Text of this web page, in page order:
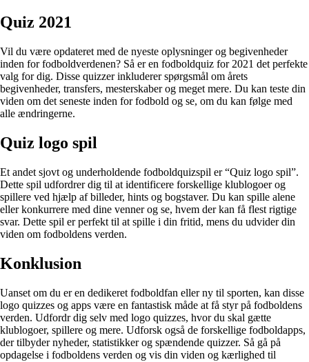
Quiz 2021
Vil du være opdateret med de nyeste oplysninger og begivenheder
inden for fodboldverdenen? Så er en fodboldquiz for 2021 det perfekte
valg for dig. Disse quizzer inkluderer spørgsmål om årets
begivenheder, transfers, mesterskaber og meget mere. Du kan teste din
viden om det seneste inden for fodbold og se, om du kan følge med
alle ændringerne.
Quiz logo spil
Et andet sjovt og underholdende fodboldquizspil er “Quiz logo spil”.
Dette spil udfordrer dig til at identificere forskellige klublogoer og
spillere ved hjælp af billeder, hints og bogstaver. Du kan spille alene
eller konkurrere med dine venner og se, hvem der kan få flest rigtige
svar. Dette spil er perfekt til at spille i din fritid, mens du udvider din
viden om fodboldens verden.
Konklusion
Uanset om du er en dedikeret fodboldfan eller ny til sporten, kan disse
logo quizzes og apps være en fantastisk måde at få styr på fodboldens
verden. Udfordr dig selv med logo quizzes, hvor du skal gætte
klublogoer, spillere og mere. Udforsk også de forskellige fodboldapps,
der tilbyder nyheder, statistikker og spændende quizzer. Så gå på
opdagelse i fodboldens verden og vis din viden og kærlighed til